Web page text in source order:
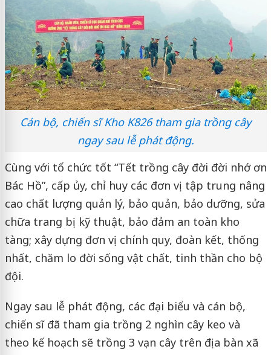
Cán bộ, chiến sĩ Kho K826 tham gia trồng cây
ngay sau lễ phát động.
Cùng với tổ chức tốt “Tết trồng cây đời đời nhớ ơn
Bác Hồ”, cấp ủy, chỉ huy các đơn vị tập trung nâng
cao chất lượng quản lý, bảo quản, bảo dưỡng, sửa
chữa trang bị kỹ thuật, bảo đảm an toàn kho
tàng; xây dựng đơn vị chính quy, đoàn kết, thống
nhất, chăm lo đời sống vật chất, tinh thần cho bộ
đội.
Ngay sau lễ phát động, các đại biểu và cán bộ,
chiến sĩ đã tham gia trồng 2 nghìn cây keo và
theo kế hoạch sẽ trồng 3 vạn cây trên địa bàn xã